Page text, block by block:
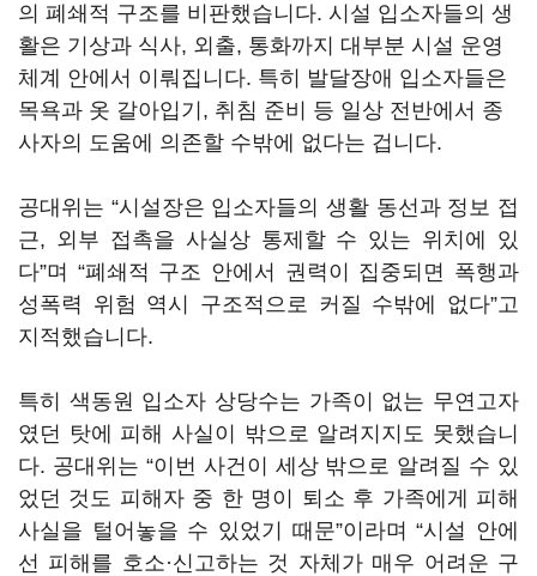
의 폐쇄적 구조를 비판했습니다. 시설 입소자들의 생
활은 기상과 식사, 외출, 통화까지 대부분 시설 운영
체계 안에서 이뤄집니다. 특히 발달장애 입소자들은
목욕과 옷 갈아입기, 취침 준비 등 일상 전반에서 종
사자의 도움에 의존할 수밖에 없다는 겁니다.
공대위는 “시설장은 입소자들의 생활 동선과 정보 접
근, 외부 접촉을 사실상 통제할 수 있는 위치에 있
다”며 “폐쇄적 구조 안에서 권력이 집중되면 폭행과
성폭력 위험 역시 구조적으로 커질 수밖에 없다”고
지적했습니다.
특히 색동원 입소자 상당수는 가족이 없는 무연고자
였던 탓에 피해 사실이 밖으로 알려지지도 못했습니
다. 공대위는 “이번 사건이 세상 밖으로 알려질 수 있
었던 것도 피해자 중 한 명이 퇴소 후 가족에게 피해
사실을 털어놓을 수 있었기 때문”이라며 “시설 안에
선 피해를 호소·신고하는 것 자체가 매우 어려운 구